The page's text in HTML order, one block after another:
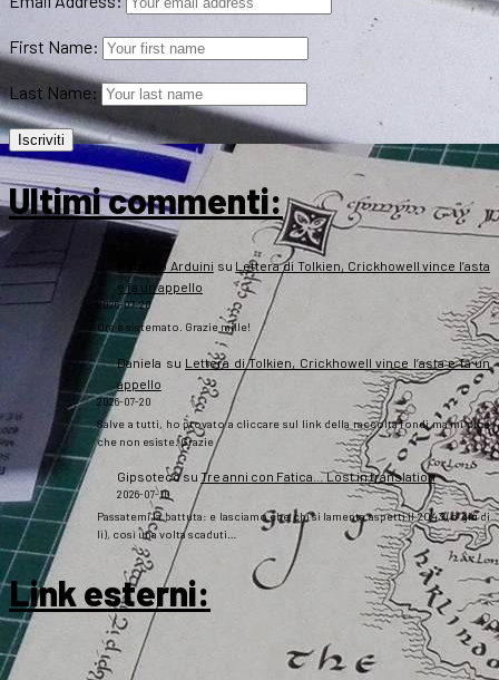
First Name:
Last Name:
Ultimi commenti:
Roberto Arduini su Lettera di Tolkien, Crickhowell vince l’asta
e fa un appello
2026-07-20
Ora è sistemato. Grazie mille!
Daniela su Lettera di Tolkien, Crickhowell vince l’asta e fa un
appello
2026-07-20
Salve a tutti, ho provato a cliccare sul link della raccolta fondi ma mi dice
che non esiste. Grazie
GipsotecosuTre anni con Fatica… Lost in translation
2026-07-10
Passatemi la battuta: e lasciamo che chi si lamenta aspetti il 2043 (o giù di
lì), così una volta scaduti…
Link esterni: